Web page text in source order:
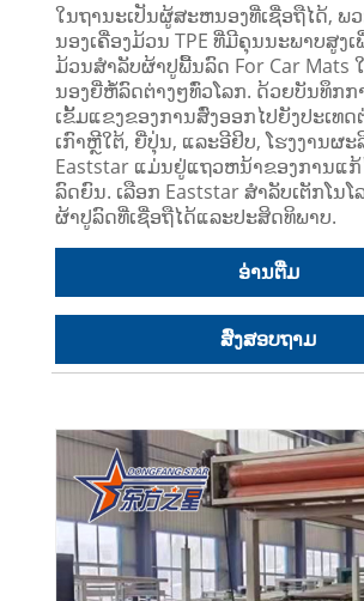
ໃນຖານະເປັນຜູ້ສະຫນອງທີ່ເຊື່ອຖືໄດ້, ພ
ນອງເຄື່ອງມ້ວນ TPE ທີ່ມີຄຸນນະພາບສູງເ
ມ້ວນສໍາລັບຜ້າປູພື້ນລົດ For Car
ນອງຍີ່ຫໍ້ລົດຕ່າງໆທົ່ວໂລກ. ດ້ວຍບັນທຶກ
ເຂັ້ມແຂງຂອງການສົ່ງອອກໄປຍັງປະເທດ
ເກົາຫຼີໃຕ້, ຍີ່ປຸ່ນ, ແລະອີຢິບ, ໂຮງງານຜະ
Eaststar ແມ່ນຢູ່ແຖວຫນ້າຂອງການແ
ລົດຍົນ. ເລືອກ Eaststar ສໍາລັບເຕັກໂນ
ຜ້າປູລົດທີ່ເຊື່ອຖືໄດ້ແລະປະສິດທິພາບ.
ອ່ານ​ຕື່ມ
ສົ່ງສອບຖາມ